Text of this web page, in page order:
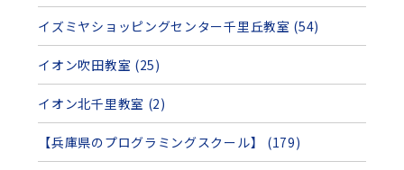
イズミヤショッピングセンター千里丘教室 (54)
イオン吹田教室 (25)
イオン北千里教室 (2)
【兵庫県のプログラミングスクール】 (179)